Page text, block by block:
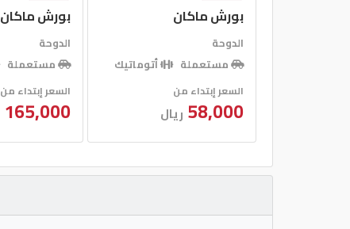
بورش ماكان
الدوحة
مستعملة
أتوماتيك
السعر إبتداء من
58,000 ريال
بورش ماكان
الدوحة
مستعملة
السعر إبتداء من
165,000